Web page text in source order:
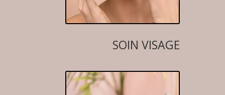
SOIN VISAGE